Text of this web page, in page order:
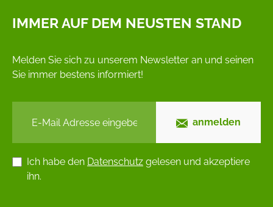
IMMER AUF DEM NEUSTEN STAND
Melden Sie sich zu unserem Newsletter an und seinen
Sie immer bestens informiert!
anmelden
Ich habe den Datenschutz gelesen und akzeptiere
ihn.